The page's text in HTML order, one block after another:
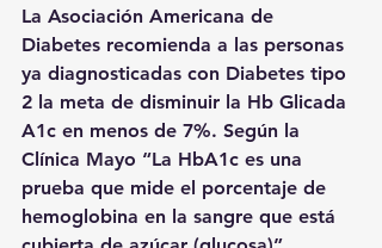
La Asociación Americana de
Diabetes recomienda a las personas
ya diagnosticadas con Diabetes tipo
2 la meta de disminuir la Hb Glicada
A1c en menos de 7%. Según la
Clínica Mayo “La HbA1c es una
prueba que mide el porcentaje de
hemoglobina en la sangre que está